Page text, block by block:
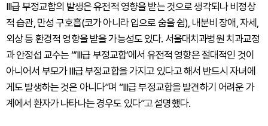
III급 부정교합의 발생은 유전적 영향을 받는 것으로 생각되나 비정상
적 습관, 만성 구호흡(코가 아니라 입으로 숨을 쉼), 내분비 장애, 자세,
외상 등 환경적 영향을 받을 가능성도 있다. 서울대치과병원 치과교정
과 안정섭 교수는 “’III급 부정교합’에서 유전적 영향은 절대적인 것이
아니어서 부모가 III급 부정교합을 가지고 있다고 해서 반드시 자녀에
게도 발생하는 것은 아니다”며 “III급 부정교합을 발견하기 어려운 가
계에서 환자가 나타나는 경우도 있다”고 설명했다.